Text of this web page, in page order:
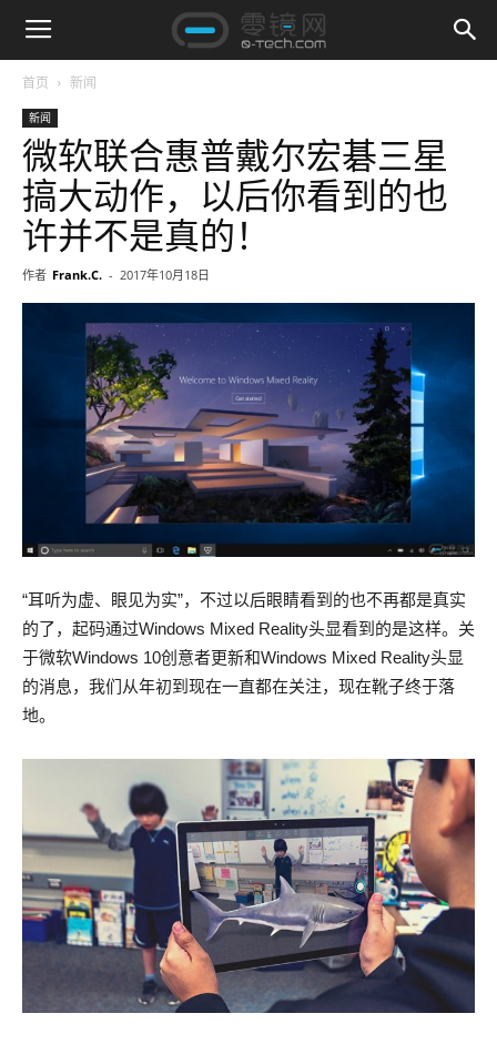
首页 新闻
新闻
微软联合惠普戴尔宏碁三星
搞大动作，以后你看到的也
许并不是真的！
作者 Frank.C. - 2017年10月18日
“耳听为虚、眼见为实”，不过以后眼睛看到的也不再都是真实
的了，起码通过Windows Mixed Reality头显看到的是这样。关
于微软Windows 10创意者更新和Windows Mixed Reality头显
的消息，我们从年初到现在一直都在关注，现在靴子终于落
地。